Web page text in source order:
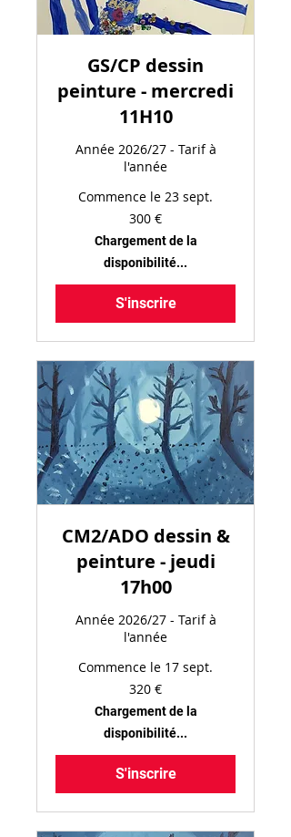
GS/CP dessin
peinture - mercredi
11H10
Année 2026/27 - Tarif à
l'année
Commence le 23 sept.
300 €
Chargement de la
disponibilité...
S'inscrire
CM2/ADO dessin &
peinture - jeudi
17h00
Année 2026/27 - Tarif à
l'année
Commence le 17 sept.
320 €
Chargement de la
disponibilité...
S'inscrire